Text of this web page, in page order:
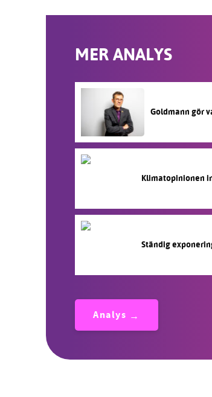
MER ANALYS
Goldmann gör
Klimatopinionen
Ständig
Analys